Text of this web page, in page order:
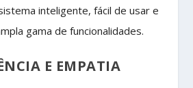
inteligente, fácil de usar e
gama de funcionalidades.
E EMPATIA